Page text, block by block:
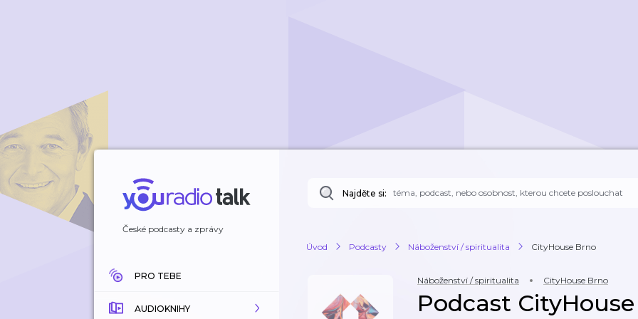
České podcasty a zprávy
PRO TEBE
AUDIOKNIHY
Najděte si:
Úvod Podcasty Náboženství / spiritualita CityHouse Brno
Náboženství / spiritualita CityHouse Brno
Podcast